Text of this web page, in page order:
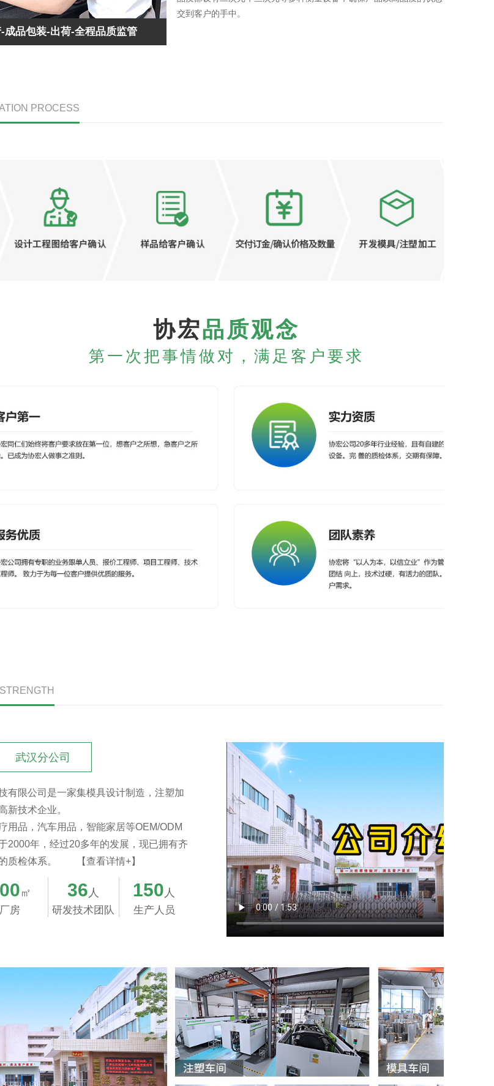
成品包装-出荷-全程品质监管
交到客户的手中。
PROCESS
协宏品质观念
第一次把事情做对，满足客户要求
武汉分公司
有限公司是一家集模具设计制造，注塑加
新技术企业。
用品，汽车用品，智能家居等OEM/ODM
2000年，经过20多年的发展，现已拥有齐
质检体系。
【查看详情+】
㎡
房
36 人
研发技术团队
150 人
生产人员